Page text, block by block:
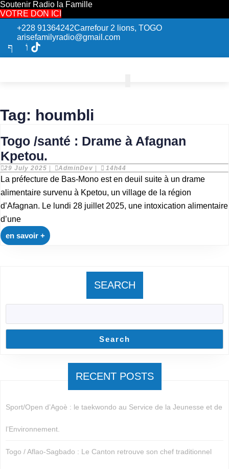
Soutenir Radio la Famille
VOTRE DON ICI
+228 91364242Carrefour 2 lions, TOGO
arisefamilyradio@gmail.com
Tag: houmbli
Togo /santé : Drame à Afagnan
Kpetou.
Drame
à
Afagnan
Kpetou.
29 July 2025 29
July
2025
AdminDevAdminDev
14h44
La préfecture de Bas-Mono est en deuil suite à un drame
alimentaire survenu à Kpetou, un village de la région
d’Afagnan. Le lundi 28 juillet 2025, une intoxication alimentaire
d’une
en savoir +en
savoir
SEARCH
Search
RECENT POSTS
Sport/Open d’Agoè : le taekwondo au Service de la Jeunesse et de
l’Environnement.
Togo / Aflao-Sagbado : Le Canton retrouve son chef traditionnel